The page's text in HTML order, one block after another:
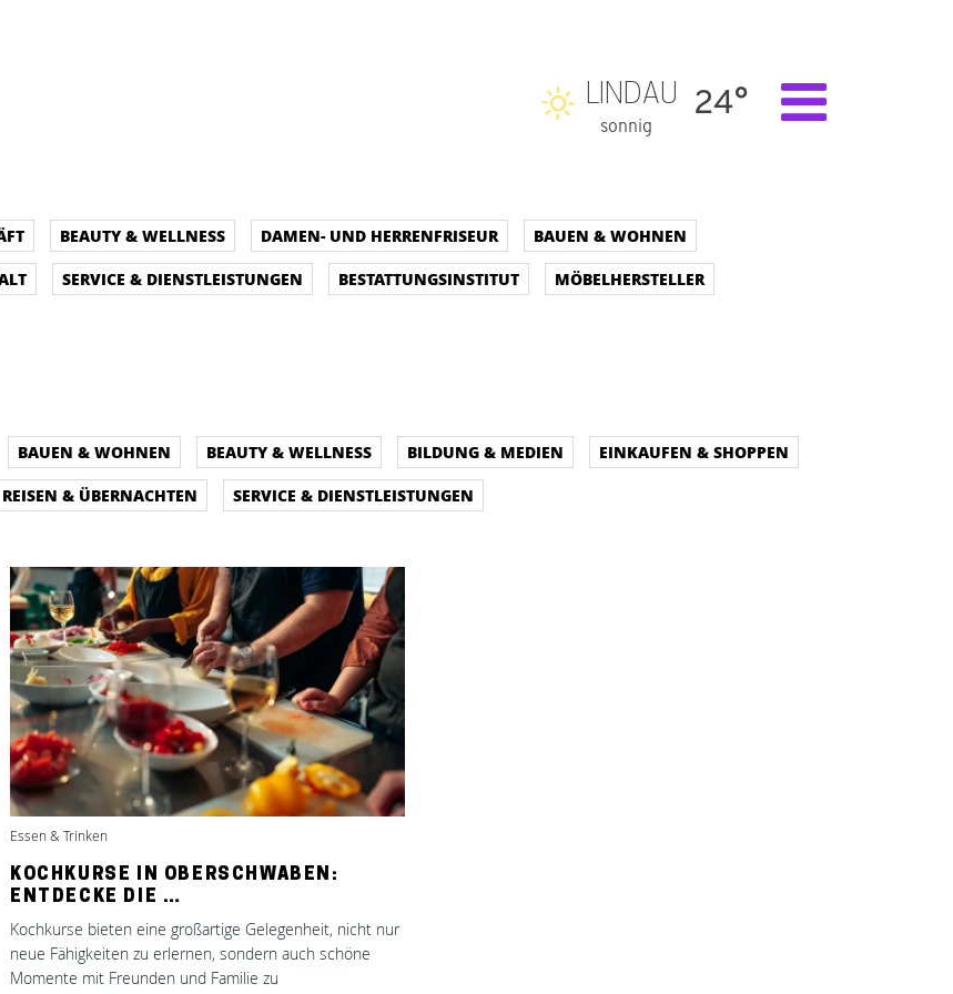
LINDAU
sonnig
24°
BEAUTY & WELLNESS DAMEN- UND HERRENFRISEUR
BAUEN & WOHNEN
SERVICE & DIENSTLEISTUNGEN BESTATTUNGSINSTITUT
MÖBELHERSTELLER
BAUEN & WOHNEN BEAUTY & WELLNESS BILDUNG & MEDIEN
EINKAUFEN & SHOPPEN
REISEN & ÜBERNACHTEN SERVICE & DIENSTLEISTUNGEN
Essen & Trinken
KOCHKURSE IN OBERSCHWABEN:
ENTDECKE DIE …
Kochkurse bieten eine großartige Gelegenheit, nicht nur
neue Fähigkeiten zu erlernen, sondern auch schöne
Momente mit Freunden und Familie zu